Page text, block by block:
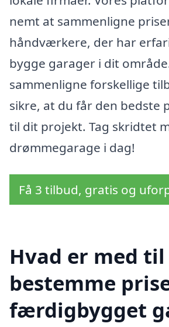
nemt at sammenligne
håndværkere, der har
bygge garager i dit
sammenligne forskellige
sikre, at du får den bedste
til dit projekt. Tag skridtet
drømmegarage i dag!
Få 3 tilbud, gratis og
Hvad er med
bestemme
færdigbygget